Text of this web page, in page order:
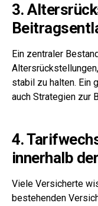
3.
Ein zentraler
stabil zu halten. Ein
auch Strategien zur
4.
innerhalb
Viele Versicherte
bestehenden